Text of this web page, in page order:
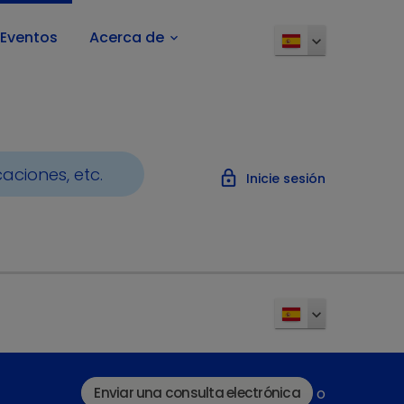
Eventos Acerca de keyboard_arrow_down
lock_outline Inicie sesión
Enviar una consulta electrónica
o